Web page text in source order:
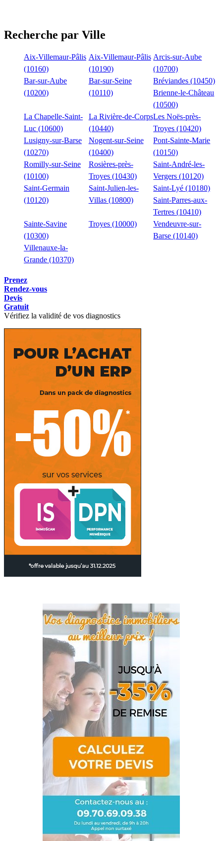
Recherche par Ville
Aix-Villemaur-Pâlis
(10160)
Aix-Villemaur-Pâlis
(10190)
Arcis-sur-Aube
(10700)
Bar-sur-Aube
(10200)
Bar-sur-Seine
(10110)
Bréviandes (10450)
Brienne-le-Château
(10500)
La Chapelle-Saint-
Luc (10600)
La Rivière-de-Corps
(10440)
Les Noës-près-
Troyes (10420)
Lusigny-sur-Barse
(10270)
Nogent-sur-Seine
(10400)
Pont-Sainte-Marie
(10150)
Romilly-sur-Seine
(10100)
Rosières-près-
Troyes (10430)
Saint-André-les-
Vergers (10120)
Saint-Germain
(10120)
Saint-Julien-les-
Villas (10800)
Saint-Lyé (10180)
Saint-Parres-aux-
Tertres (10410)
Sainte-Savine
(10300)
Troyes (10000)
Vendeuvre-sur-
Barse (10140)
Villenauxe-la-
Grande (10370)
Prenez
Rendez-vous
Devis
Gratuit
Vérifiez la validité de vos diagnostics